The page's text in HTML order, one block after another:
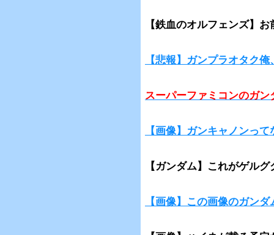
【鉄血のオルフェンズ】
【悲報】ガンプラオタク
スーパーファミコンのガ
【画像】ガンキャノンっ
【ガンダム】これがゲル
【画像】この画像のガン